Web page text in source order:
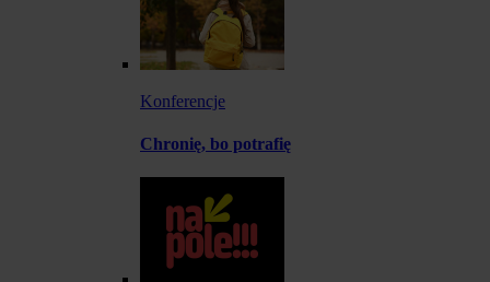
Konferencje
Chronię, bo potrafię